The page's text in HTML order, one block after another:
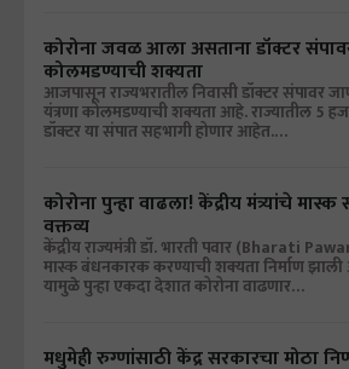
कोरोना जवळ आला असताना डॉक्टर
कोलमडण्याची शक्यता
आजपासून राज्यभरातील निवासी डॉक्टर संपावर
यंत्रणा कोलमडण्याची शक्यता आहे. राज्यातील 5
डॉक्टर या संपात सहभागी होणार आहेत.…
कोरोना पुन्हा वाढला! केंद्रीय मंत्र्यांचे
वक्तव्य
केंद्रीय राज्यमंत्री डॉ. भारती पवार (Bharati
मास्क बंधनकारक करण्याची शक्यता निर्माण
यामुळे पुन्हा एकदा देशात कोरोना वाढणार…
मधुमेही रुग्णांसाठी केंद्र सरकारचा मोठा